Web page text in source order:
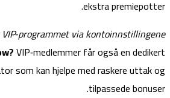
ekstra premiepotter.
via kontoinnstillingene.
VIP‑medlemmer får også en dedikert
som kan hjelpe med raskere uttak og
tilpassede bonuser.